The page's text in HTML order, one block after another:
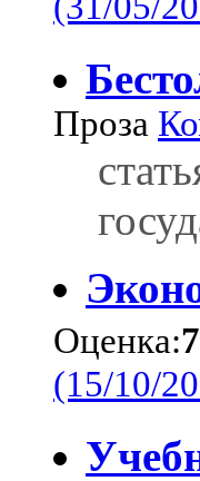
(31/05/
Проза
Оценка:
(15/10/